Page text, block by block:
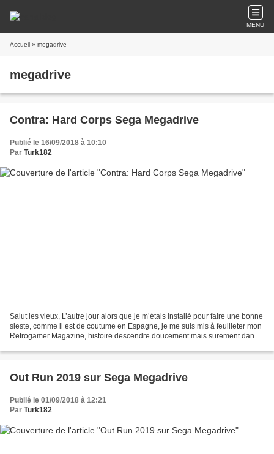
MENU
Accueil » megadrive
megadrive
Contra: Hard Corps Sega Megadrive
Publié le 16/09/2018 à 10:10
Par Turk182
Salut les vieux, L’autre jour alors que je m’étais installé pour faire une bonne
sieste, comme il est de coutume en Espagne, je me suis mis à feuilleter mon
Retrogamer Magazine, histoire descendre doucement mais surement dans
Out Run 2019 sur Sega Megadrive
Publié le 01/09/2018 à 12:21
Par Turk182